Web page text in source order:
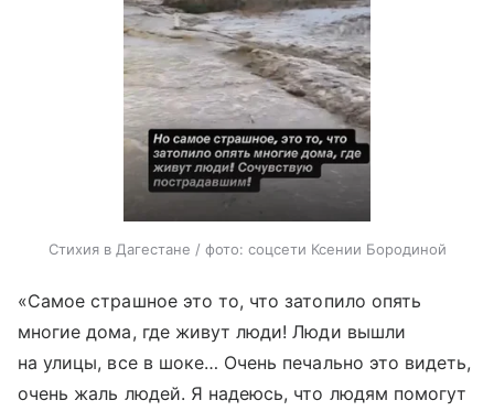
Стихия в Дагестане / фото: соцсети Ксении Бородиной
«Самое страшное это то, что затопило опять
многие дома, где живут люди! Люди вышли
на улицы, все в шоке… Очень печально это видеть,
очень жаль людей. Я надеюсь, что людям помогут